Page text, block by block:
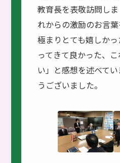
教育長を表敬訪問し
れからの激励のお言
極まりとても嬉しか
ってきて良かった、
い」と感想を述べて
うございました。